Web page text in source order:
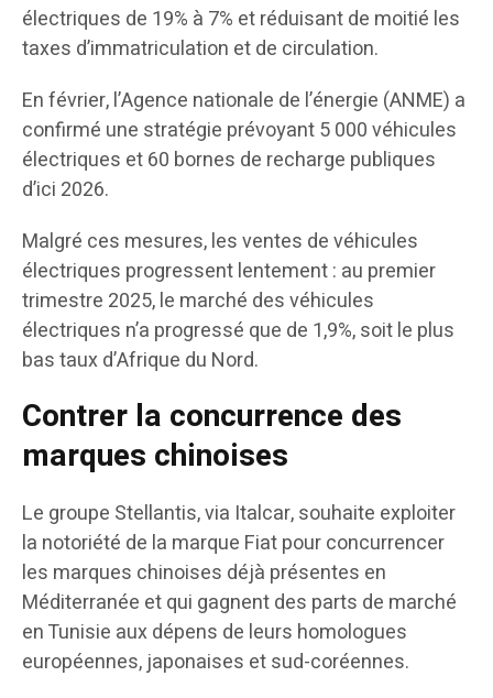
électriques de 19% à 7% et réduisant de moitié les
taxes d’immatriculation et de circulation.
En février, l’Agence nationale de l’énergie (ANME) a
confirmé une stratégie prévoyant 5 000 véhicules
électriques et 60 bornes de recharge publiques
d’ici 2026.
Malgré ces mesures, les ventes de véhicules
électriques progressent lentement : au premier
trimestre 2025, le marché des véhicules
électriques n’a progressé que de 1,9%, soit le plus
bas taux d’Afrique du Nord.
Contrer la concurrence des
marques chinoises
Le groupe Stellantis, via Italcar, souhaite exploiter
la notoriété de la marque Fiat pour concurrencer
les marques chinoises déjà présentes en
Méditerranée et qui gagnent des parts de marché
en Tunisie aux dépens de leurs homologues
européennes, japonaises et sud-coréennes.